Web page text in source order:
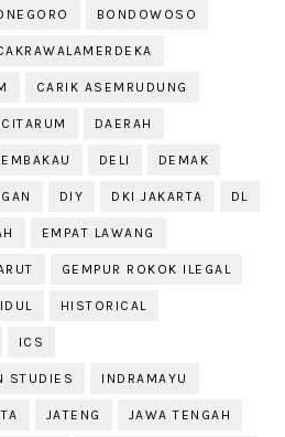
BONDOWOSO
CARIK ASEMRUDUNG
CITARUM DAERAH
DELI DEMAK
DIY DKI JAKARTA DL
EMPAT LAWANG
GEMPUR ROKOK ILEGAL
HISTORICAL
ICS
STUDIES INDRAMAYU
JATENG JAWA TENGAH